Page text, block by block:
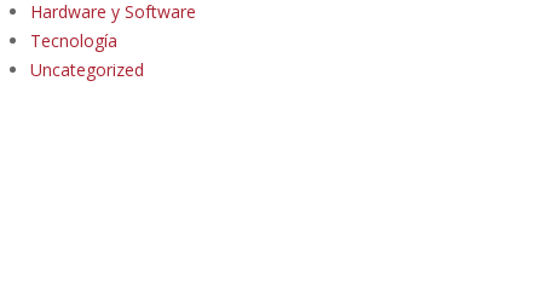
Hardware y Software
Tecnología
Uncategorized